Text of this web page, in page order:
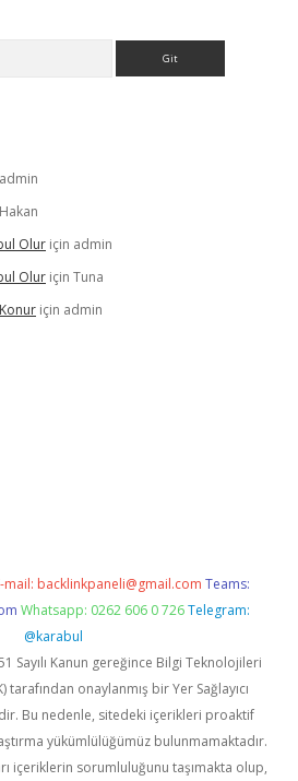
admin
Hakan
Olur için admin
Olur için Tuna
için admin
mail: backlinkpaneli@gmail.com Teams:
Whatsapp: 0262 606 0 726 Telegram:
@karabul
Sayılı Kanun gereğince Bilgi Teknolojileri
tarafından onaylanmış bir Yer Sağlayıcı
Bu nedenle, sitedeki içerikleri proaktif
yükümlülüğümüz bulunmamaktadır.
içeriklerin sorumluluğunu taşımakta olup,